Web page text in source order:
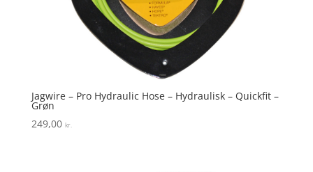
Jagwire – Pro Hydraulic Hose – Hydraulisk – Quickfit –
Grøn
249,00 kr.